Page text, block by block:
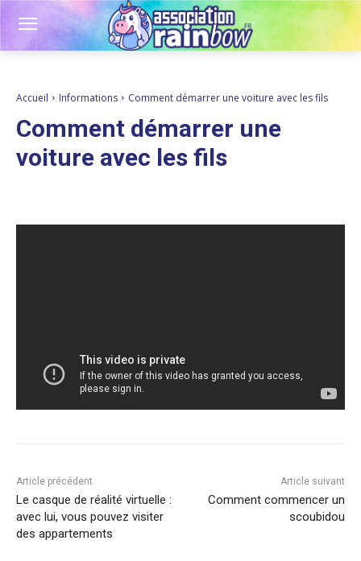
Accueil Informations Comment démarrer une voiture avec les fils
Comment démarrer une
voiture avec les fils
Article précédent
Le casque de réalité virtuelle :
avec lui, vous pouvez visiter
des appartements
Article suivant
Comment commencer un
scoubidou